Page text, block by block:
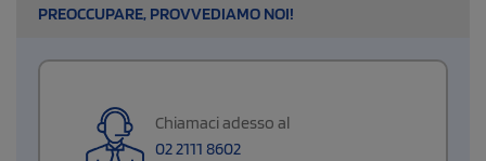
PREOCCUPARE, PROVVEDIAMO NOI!
Chiamaci adesso al
02 2111 8602